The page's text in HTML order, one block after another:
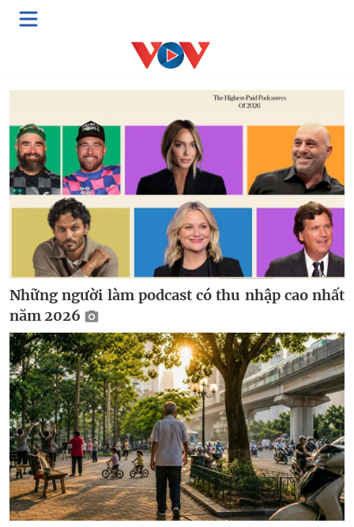
Video Podcast
Những người làm podcast có thu nhập cao nhất
năm 2026